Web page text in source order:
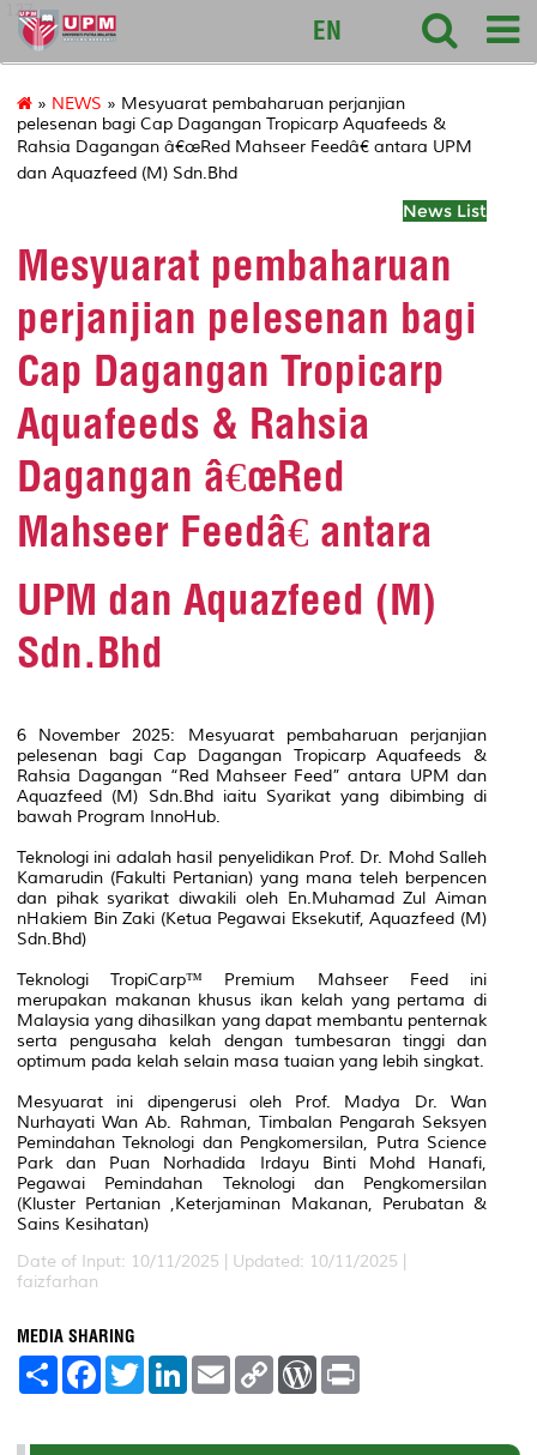
127
EN
» NEWS » Mesyuarat pembaharuan perjanjian
pelesenan bagi Cap Dagangan Tropicarp Aquafeeds &
Rahsia Dagangan â€œRed Mahseer Feedâ€ antara UPM
dan Aquazfeed (M) Sdn.Bhd
News List
Mesyuarat pembaharuan
perjanjian pelesenan bagi
Cap Dagangan Tropicarp
Aquafeeds & Rahsia
Dagangan â€œRed
Mahseer Feedâ€ antara
UPM dan Aquazfeed (M)
Sdn.Bhd
6 November 2025: Mesyuarat pembaharuan perjanjian
pelesenan bagi Cap Dagangan Tropicarp Aquafeeds &
Rahsia Dagangan “Red Mahseer Feed” antara UPM dan
Aquazfeed (M) Sdn.Bhd iaitu Syarikat yang dibimbing di
bawah Program InnoHub.
Teknologi ini adalah hasil penyelidikan Prof. Dr. Mohd Salleh
Kamarudin (Fakulti Pertanian) yang mana teleh berpencen
dan pihak syarikat diwakili oleh En.Muhamad Zul Aiman
nHakiem Bin Zaki (Ketua Pegawai Eksekutif, Aquazfeed (M)
Sdn.Bhd)
Teknologi TropiCarp™ Premium Mahseer Feed ini
merupakan makanan khusus ikan kelah yang pertama di
Malaysia yang dihasilkan yang dapat membantu penternak
serta pengusaha kelah dengan tumbesaran tinggi dan
optimum pada kelah selain masa tuaian yang lebih singkat.
Mesyuarat ini dipengerusi oleh Prof. Madya Dr. Wan
Nurhayati Wan Ab. Rahman, Timbalan Pengarah Seksyen
Pemindahan Teknologi dan Pengkomersilan, Putra Science
Park dan Puan Norhadida Irdayu Binti Mohd Hanafi,
Pegawai Pemindahan Teknologi dan Pengkomersilan
(Kluster Pertanian ,Keterjaminan Makanan, Perubatan &
Sains Kesihatan)
Date of Input: 10/11/2025 | Updated: 10/11/2025 |
faizfarhan
MEDIA SHARING
S
e
F
a
b
T
w
t
L
e
E
m
l
C
L
W
P
t